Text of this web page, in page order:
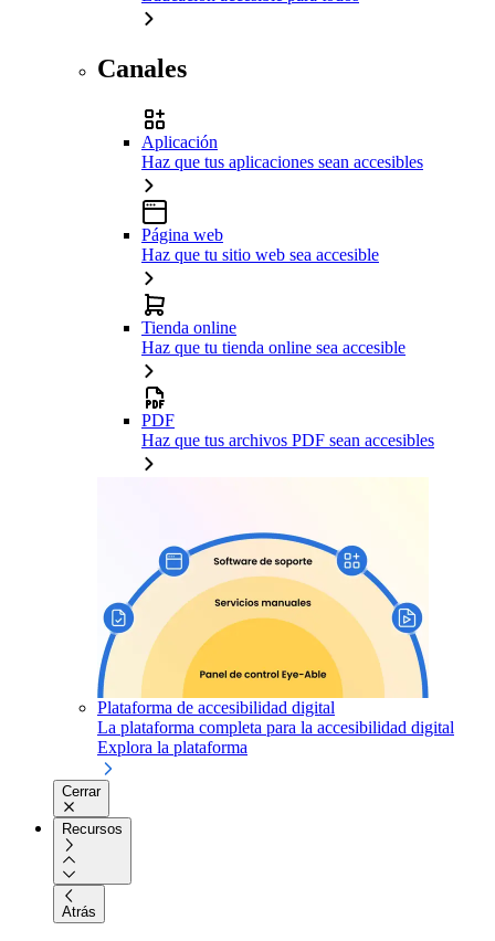
Canales
Aplicación
Haz que tus aplicaciones sean accesibles
Página web
Haz que tu sitio web sea accesible
Tienda online
Haz que tu tienda online sea accesible
PDF
Haz que tus archivos PDF sean accesibles
Plataforma de accesibilidad digital
La plataforma completa para la accesibilidad digital
Explora la plataforma
Cerrar
Recursos
Atrás